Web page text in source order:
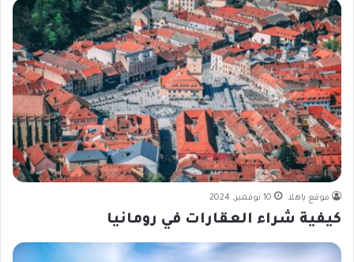
موقع ياهلا 10 نوفمبر، 2024
كيفية شراء العقارات في رومانيا